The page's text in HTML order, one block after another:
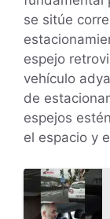
se sitúe
espejo
vehículo
de
espejos
el espacio y